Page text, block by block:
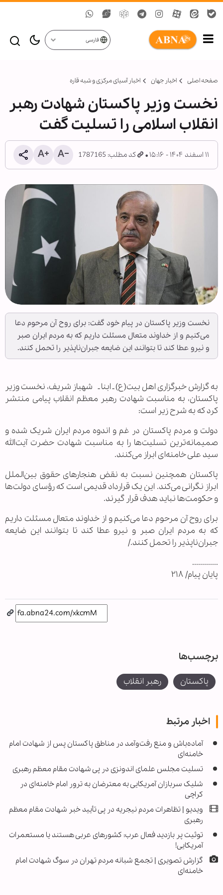
فارسی
صفحه اصلی اخبار جهان اخبار آسیای مرکزی و شبه قاره
نخست وزیر پاکستان شهادت رهبر
انقلاب اسلامی را تسلیت گفت
۱۱ اسفند ۱۴۰۴ - ۱۵:۱۶ کد مطلب: 1787165
نخست وزیر پاکستان در پیام خود گفت: برای روح آن مرحوم دعا
می‌کنیم و از خداوند متعال مسئلت داریم که به مردم ایران صبر
و نیرو عطا کند تا بتوانند این ضایعه جبران‌ناپذیر را تحمل کنند.
به گزارش خبرگزاری اهل بیت(ع) ـ ابنا ـ شهباز شریف، نخست وزیر
پاکستان، به مناسبت شهادت رهبر معظم انقلاب پیامی منتشر
کرد که به شرح زیر است:
دولت و مردم پاکستان در غم و اندوه مردم ایران شریک شده و
صمیمانه‌ترین تسلیت‌ها را به مناسبت شهادت حضرت آیت‌الله
سید علی خامنه‌ای ابراز می‌کنند.
پاکستان همچنین نسبت به نقض هنجارهای حقوق بین‌الملل
ابراز نگرانی می‌کند. این یک قرارداد قدیمی است که رؤسای دولت‌ها
و حکومت‌ها نباید هدف قرار گیرند.
برای روح آن مرحوم دعا می‌کنیم و از خداوند متعال مسئلت داریم
که به مردم ایران صبر و نیرو عطا کند تا بتوانند این ضایعه
جبران‌ناپذیر را تحمل کنند./
.............
پایان پیام/ ۲۱۸
برچسب‌ها
پاکستان رهبر انقلاب
اخبار مرتبط
آماده‌باش و منع رفت‌وآمد در مناطق پاکستان پس از شهادت امام
خامنه‌ای
تسلیت مجلس علمای اندونزی در پی شهادت مقام معظم رهبری
شلیک سربازان آمریکایی به معترضان به ترور امام خامنه‌ای در
کراچی
ویدیو | تظاهرات مردم نیجریه در پی تأیید خبر شهادت مقام معظم
رهبری
توئیت پر بازدید فعال عرب: کشورهای عربی هستند یا مستعمرات
آمریکایی!
گزارش تصویری | تجمع شبانه مردم تهران در سوگ شهادت امام
خامنه‌ای